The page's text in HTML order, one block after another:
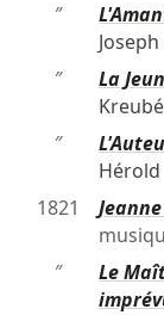
″
″
La
Kreubé
″
Hérold
1821
″
Le